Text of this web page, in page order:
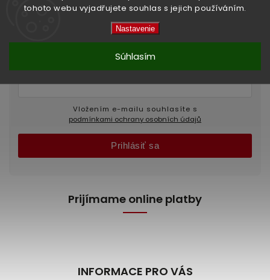
tohoto webu vyjadřujete souhlas s jejich používáním.
Nastavenie
Súhlasím
Odoberať newsletter
Vložte svoj e-mail a my Vám budeme zasielať
informácie o nových produktoch na našom e-
shope.
podmínkami ochrany osobních údajů
Prihlásiť sa
Prijímame online platby
INFORMACE PRO VÁS